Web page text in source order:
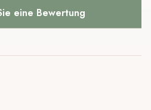
eine Bewertung